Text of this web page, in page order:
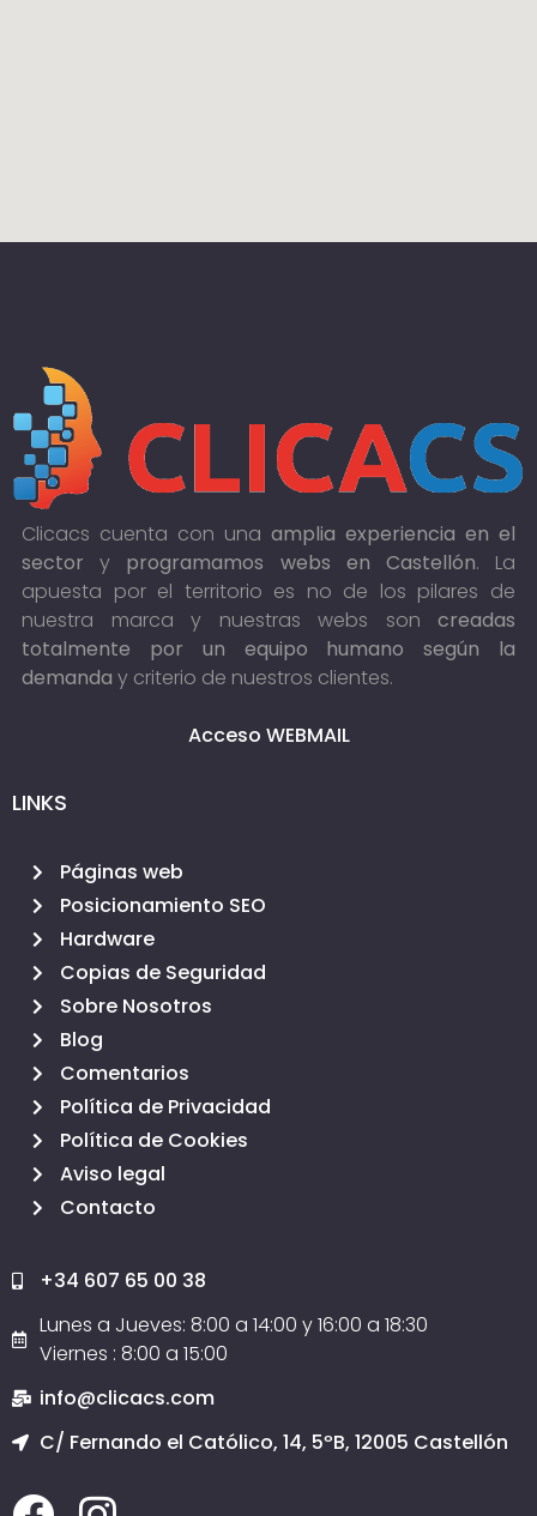
Clicacs cuenta con una amplia experiencia en el
sector y programamos webs en Castellón. La
apuesta por el territorio es no de los pilares de
nuestra marca y nuestras webs son creadas
totalmente por un equipo humano según la
demanda y criterio de nuestros clientes.
Acceso WEBMAIL
LINKS
Páginas web
Posicionamiento SEO
Hardware
Copias de Seguridad
Sobre Nosotros
Blog
Comentarios
Política de Privacidad
Política de Cookies
Aviso legal
Contacto
+34 607 65 00 38
Lunes a Jueves: 8:00 a 14:00 y 16:00 a 18:30
Viernes : 8:00 a 15:00
info@clicacs.com
C/ Fernando el Católico, 14, 5ºB, 12005 Castellón